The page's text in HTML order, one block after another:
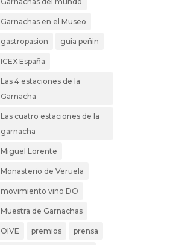
Garnachas en el Museo
gastropasion guia peñin
ICEX España
Las 4 estaciones de la
Garnacha
Las cuatro estaciones de la
garnacha
Miguel Lorente
Monasterio de Veruela
movimiento vino DO
Muestra de Garnachas
OIVE premios prensa